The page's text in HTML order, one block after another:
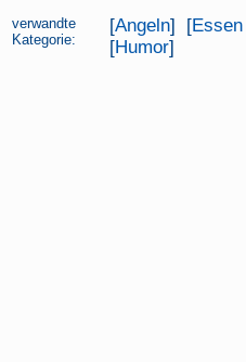
verwandte
Kategorie:
[Angeln] [
[Humor]